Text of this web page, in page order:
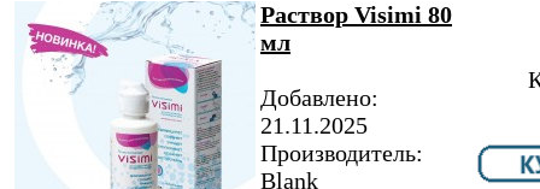
Раствор Visimi 80
мл
Добавлено:
21.11.2025
Производитель:
Blank